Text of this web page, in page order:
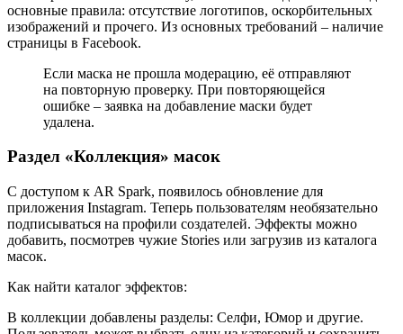
основные правила: отсутствие логотипов, оскорбительных
изображений и прочего. Из основных требований – наличие
страницы в Facebook.
Если маска не прошла модерацию, её отправляют
на повторную проверку. При повторяющейся
ошибке – заявка на добавление маски будет
удалена.
Раздел «Коллекция» масок
С доступом к AR Spark, появилось обновление для
приложения Instagram. Теперь пользователям необязательно
подписываться на профили создателей. Эффекты можно
добавить, посмотрев чужие Stories или загрузив из каталога
масок.
Как найти каталог эффектов:
В коллекции добавлены разделы: Селфи, Юмор и другие.